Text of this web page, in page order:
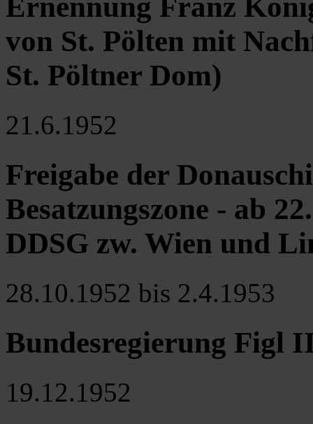
von St. Pölten mit
St. Pöltner Dom)
21.6.1952
Freigabe der
Besatzungszone - ab
DDSG zw. Wien und
28.10.1952 bis 2.4.1953
Bundesregierung Figl
19.12.1952